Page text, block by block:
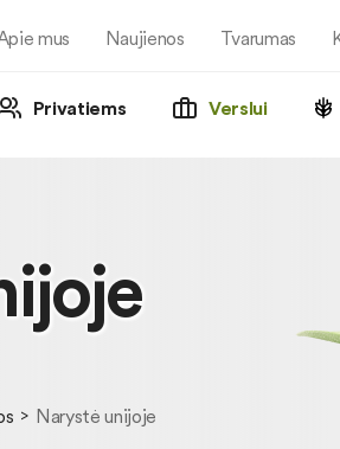
mus Naujienos Tvarumas
Privatiems Verslui
Narystė unijoje